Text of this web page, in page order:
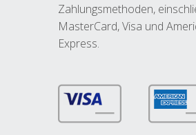
Zahlungsmethoden,
MasterCard, Visa und
Express.